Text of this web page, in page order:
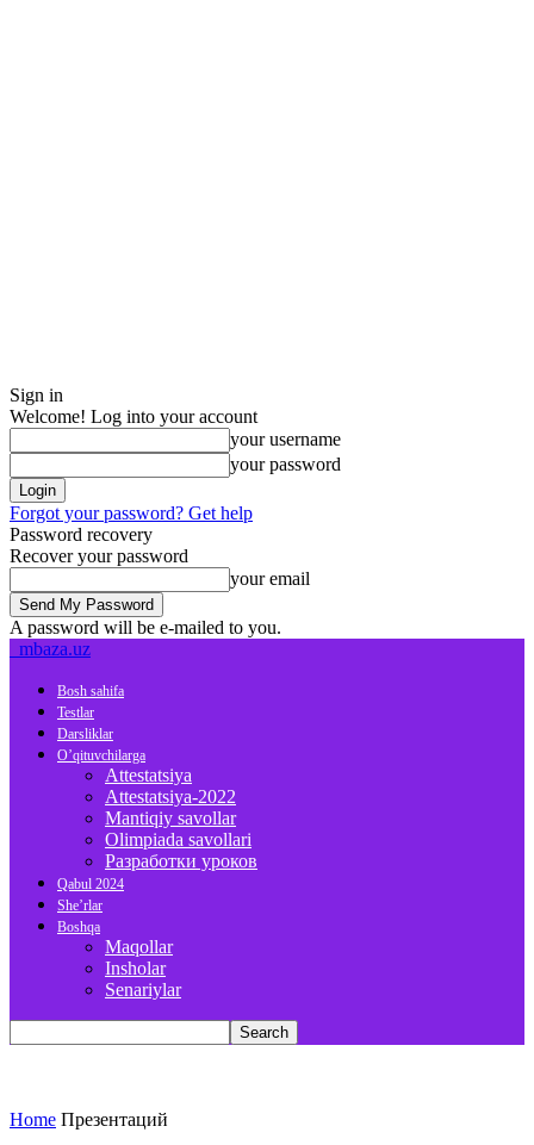
Sign in
Welcome! Log into your account
your username
your password
Forgot your password? Get help
Password recovery
Recover your password
your email
A password will be e-mailed to you.
mbaza.uz
Bosh sahifa
Testlar
Darsliklar
O’qituvchilarga
Attestatsiya
Attestatsiya-2022
Mantiqiy savollar
Olimpiada savollari
Разработки уроков
Qabul 2024
She’rlar
Boshqa
Maqollar
Insholar
Senariylar
Home Презентаций